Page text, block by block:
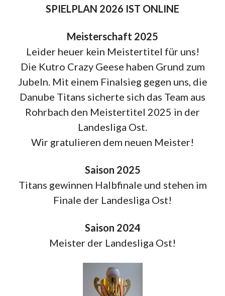
SPIELPLAN 2026 IST ONLINE
Meisterschaft 2025
Leider heuer kein Meistertitel für uns!
Die Kutro Crazy Geese haben Grund zum
Jubeln. Mit einem Finalsieg gegen uns, die
Danube Titans sicherte sich das Team aus
Rohrbach den Meistertitel 2025 in der
Landesliga Ost.
Wir gratulieren dem neuen Meister!
Saison 2025
Titans gewinnen Halbfinale und stehen im
Finale der Landesliga Ost!
Saison 2024
Meister der Landesliga Ost!